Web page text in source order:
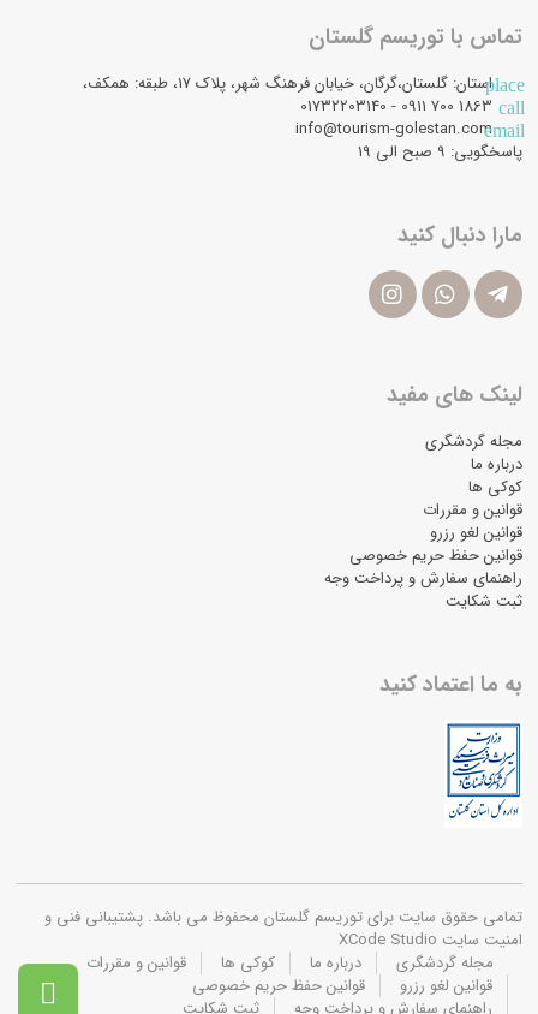

تماس با توریسم گلستان
placeاستان: گلستان،گرگان، خیابان فرهنگ شهر، پلاک 17، طبقه: همکف،
call
email
info@tourism-golestan.com
پاسخگویی: ۹ صبح الی 19
مارا دنبال کنید
لینک های مفید
مجله گردشگری
درباره ما
کوکی ها
قوانین و مقررات
قوانین لغو رزرو
قوانین حفظ حریم خصوصی
راهنمای سفارش و پرداخت وجه
ثبت شکایت
به ما اعتماد کنید
تمامی حقوق سایت برای توریسم گلستان محفوظ می باشد. پشتیبانی فنی و
امنیت سایت XCode Studio
مجله گردشگری
درباره ما کوکی ها
قوانین و مقررات
قوانین لغو رزرو
قوانین حفظ حریم خصوصی